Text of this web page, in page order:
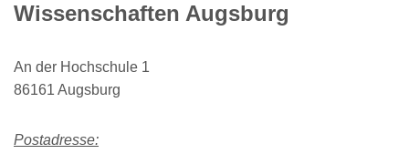
Wissenschaften Augsburg
An der Hochschule 1
86161 Augsburg
Postadresse: